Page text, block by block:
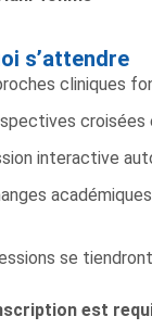
s’attendre
cliniques
croisées
interactive
se
est